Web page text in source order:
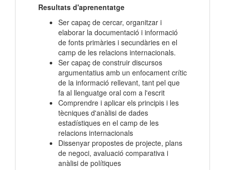
Resultats d'aprenentatge
Ser capaç de cercar, organitzar i
elaborar la documentació i informació
de fonts primàries i secundàries en el
camp de les relacions internacionals.
Ser capaç de construir discursos
argumentatius amb un enfocament crític
de la informació rellevant, tant pel que
fa al llenguatge oral com a l'escrit
Comprendre i aplicar els principis i les
tècniques d'anàlisi de dades
estadístiques en el camp de les
relacions internacionals
Dissenyar propostes de projecte, plans
de negoci, avaluació comparativa i
anàlisi de polítiques